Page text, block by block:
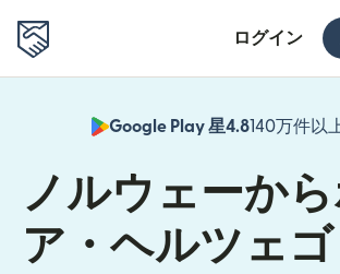
ログイン
Google Play 星4.8140万件以
ノルウェーか
ア・ヘルツェ